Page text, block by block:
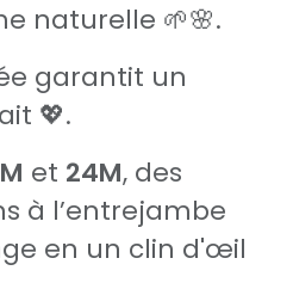
naturelle 🌱🌸.
garantit un
💖.
et 24M, des
à l’entrejambe
en un clin d'œil